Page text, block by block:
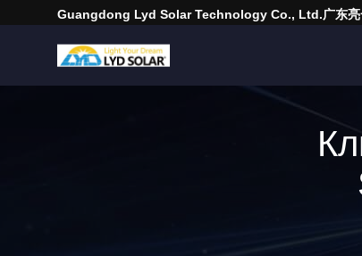
Guangdong Lyd Solar Technology Co., Ltd.广东亮